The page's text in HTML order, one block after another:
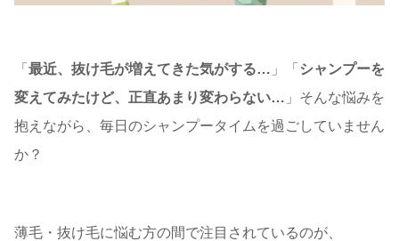
「 最近、抜け毛が増えてきた気がする… 」「 シャンプーを
変えてみたけど、正直あまり変わらない… 」そんな悩みを
抱えながら、毎日のシャンプータイムを過ごしていません
か？
薄毛・抜け毛に悩む方の間で注目されているのが、